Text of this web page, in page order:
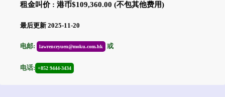
租金叫价 : 港币$109,360.00 (不包其他费用)
最后更新 2025-11-20
电邮: lawrenceyuen@moku.com.hk 或
电话: +852 9444-3434